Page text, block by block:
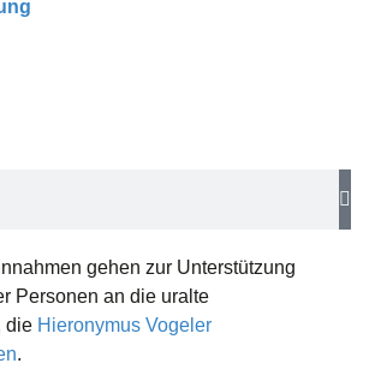
gehen zur Unterstützung
Personen an die uralte
die Hieronymus Vogeler
.